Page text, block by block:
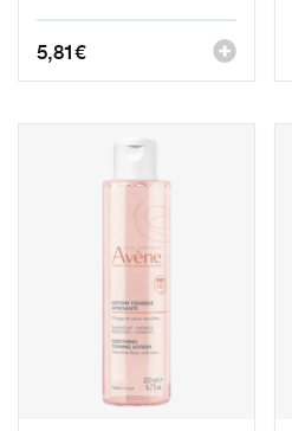
5,81€